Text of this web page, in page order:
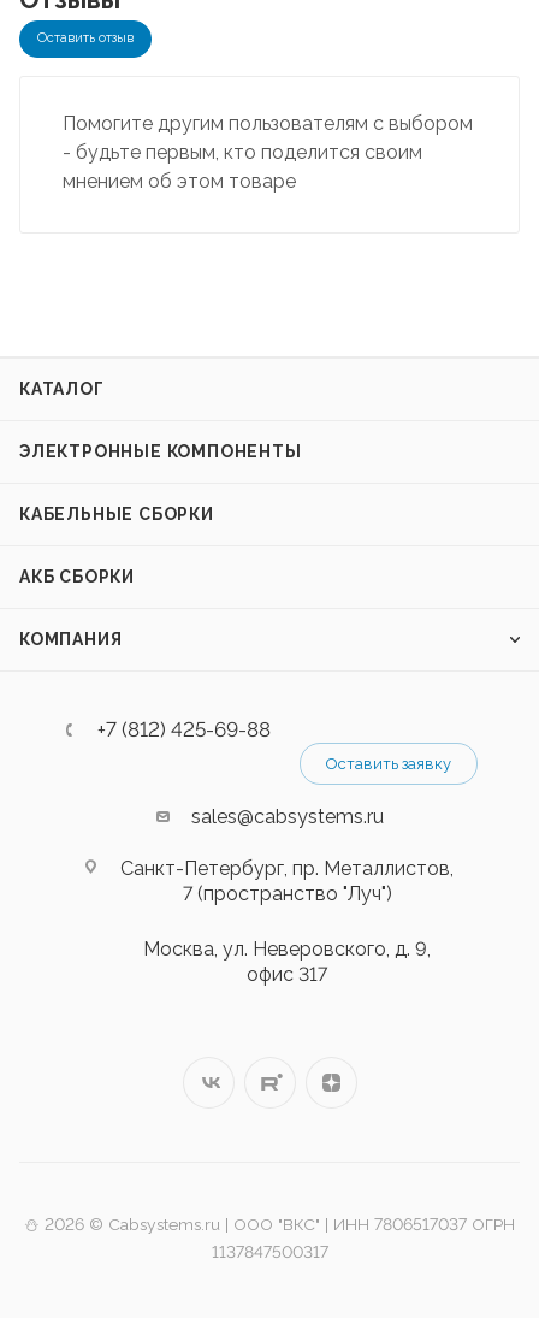
Оставить отзыв
Помогите другим пользователям с выбором
- будьте первым, кто поделится своим
мнением об этом товаре
КАТАЛОГ
ЭЛЕКТРОННЫЕ КОМПОНЕНТЫ
КАБЕЛЬНЫЕ СБОРКИ
АКБ СБОРКИ
КОМПАНИЯ
+7 (812) 425-69-88
Оставить заявку
sales@cabsystems.ru
Санкт-Петербург, пр. Металлистов,
7 (пространство "Луч")
Москва, ул. Неверовского, д. 9,
офис 317
⛄️ 2026 © Cabsystems.ru | ООО "ВКС" | ИНН 7806517037 ОГРН
1137847500317